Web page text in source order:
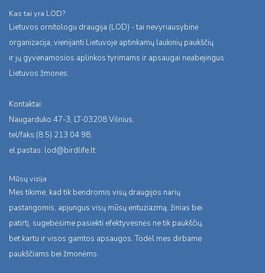
Kas tai yra LOD?
Lietuvos ornitologu draugija (LOD) - tai nevyriausybinė
organizacija, vienijanti Lietuvoje aptinkamų laukinių paukščių
ir jų gyvenamosios aplinkos tyrimams ir apsaugai neabejingus
Lietuvos žmones.
Kontaktai:
Naugarduko 47-3, LT-03208 Vilnius,
tel/faks:(8 5) 213 04 98,
el.pastas: lod@birdlife.lt
Mūsų vizija
Mes tikime, kad tik bendromis visų draugijos narių
pastangomis, apjungus visų mūsų entuziazmą, žinias bei
patirtį, sugebėsime pasiekti efektyvesnės ne tik paukščių,
bet kartu ir visos gamtos apsaugos. Todėl mes dirbame
paukščiams bei žmonėms.